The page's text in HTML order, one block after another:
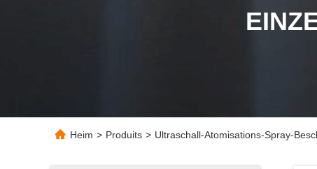
Heim > Produits > Ultraschall-Atomisations-Spray-